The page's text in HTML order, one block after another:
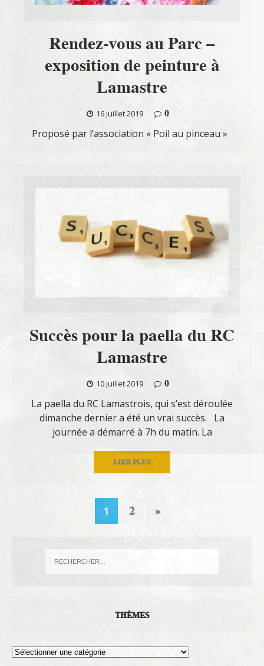
Rendez-vous au Parc –
exposition de peinture à
Lamastre
16 juillet 2019
0
Proposé par l’association « Poil au pinceau »
Succès pour la paella du RC
Lamastre
10 juillet 2019
0
La paella du RC Lamastrois, qui s’est déroulée
dimanche dernier a été un vrai succès. La
journée a démarré à 7h du matin. La
LIRE PLUS
1 2 »
THÈMES
Thèmes